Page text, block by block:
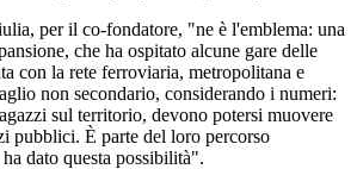
per il co-fondatore, "ne è l'emblema: una
che ha ospitato alcune gare delle
con la rete ferroviaria, metropolitana e
non secondario, considerando i numeri:
sul territorio, devono potersi muovere
pubblici. È parte del loro percorso
dato questa possibilità".